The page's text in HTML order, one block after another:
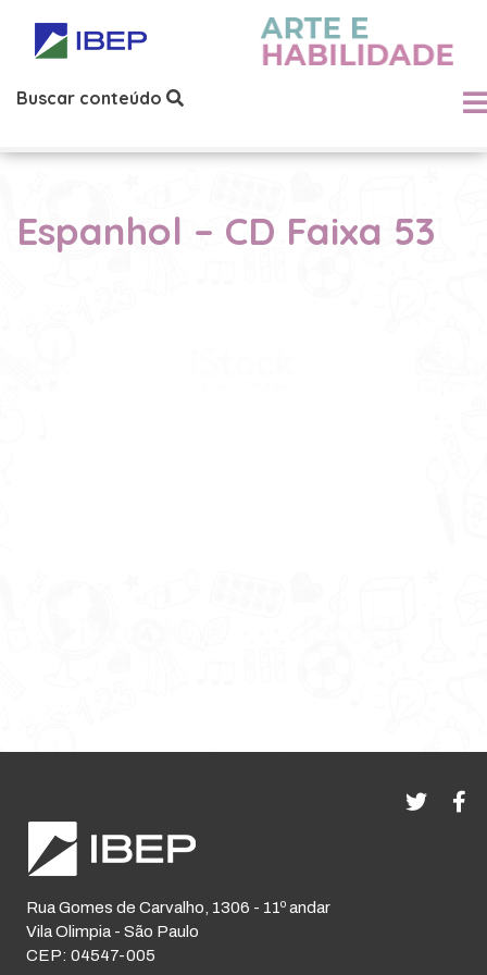
Buscar conteúdo
Espanhol – CD Faixa 53
Rua Gomes de Carvalho, 1306 - 11º andar
Vila Olimpia - São Paulo
CEP: 04547-005